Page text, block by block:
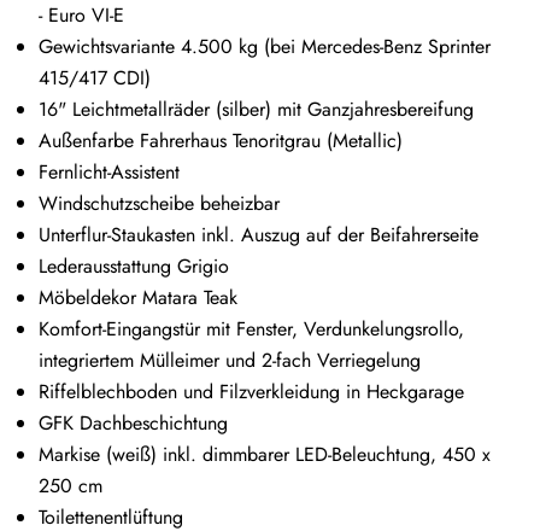
- Euro VI-E
Gewichtsvariante 4.500 kg (bei Mercedes-Benz Sprinter
415/417 CDI)
16" Leichtmetallräder (silber) mit Ganzjahresbereifung
Außenfarbe Fahrerhaus Tenoritgrau (Metallic)
Fernlicht-Assistent
Windschutzscheibe beheizbar
Unterflur-Staukasten inkl. Auszug auf der Beifahrerseite
Lederausstattung Grigio
Möbeldekor Matara Teak
Komfort-Eingangstür mit Fenster, Verdunkelungsrollo,
integriertem Mülleimer und 2-fach Verriegelung
Riffelblechboden und Filzverkleidung in Heckgarage
GFK Dachbeschichtung
Markise (weiß) inkl. dimmbarer LED-Beleuchtung, 450 x
250 cm
Toilettenentlüftung